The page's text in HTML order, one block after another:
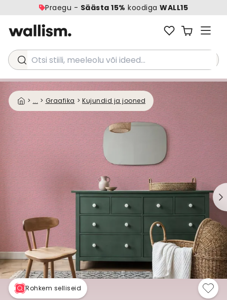
Praegu - Säästa 15% koodiga WALL15
Otsi stiili, meeleolu või ideed...
> ... > Graafika > Kujundid ja jooned
Rohkem selliseid